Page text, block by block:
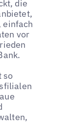
die
einfach
vor
so